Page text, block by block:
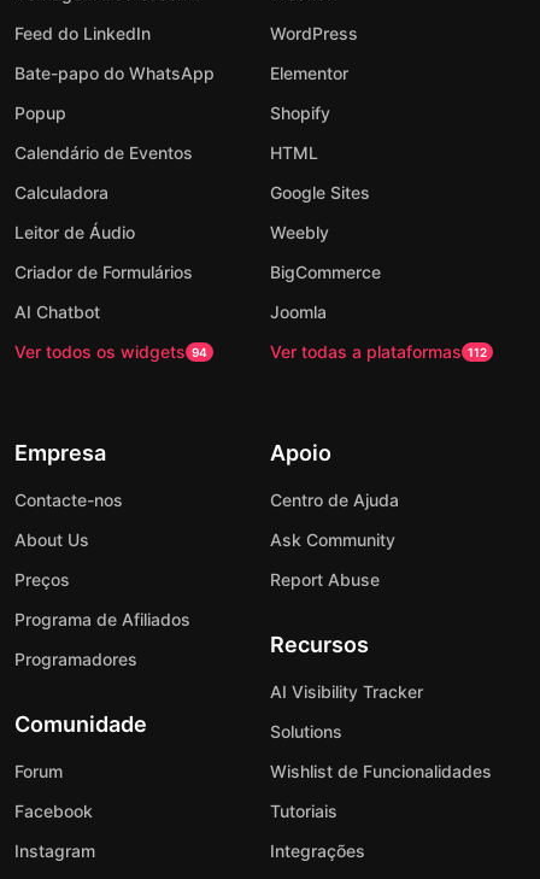
Feed do LinkedIn
Bate-papo do WhatsApp
Popup
Calendário de Eventos
Calculadora
Leitor de Áudio
Criador de Formulários
AI Chatbot
Ver todos os widgets 94
WordPress
Elementor
Shopify
HTML
Google Sites
Weebly
BigCommerce
Joomla
Ver todas a plataformas 112
Empresa
Contacte-nos
About Us
Preços
Programa de Afiliados
Programadores
Comunidade
Forum
Facebook
Instagram
Apoio
Centro de Ajuda
Ask Community
Report Abuse
Recursos
AI Visibility Tracker
Solutions
Wishlist de Funcionalidades
Tutoriais
Integrações